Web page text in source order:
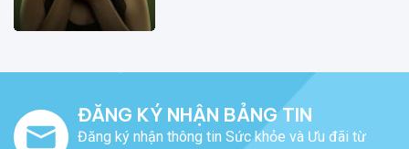
ĐĂNG KÝ NHẬN BẢNG TIN
Đăng ký nhận thông tin Sức khỏe và Ưu đãi từ